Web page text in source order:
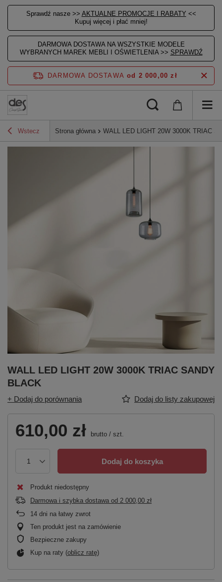
Sprawdź nasze >> AKTUALNE PROMOCJE I RABATY <<
Kupuj więcej i płać mniej!
DARMOWA DOSTAWA NA WSZYSTKIE MODELE
WYBRANYCH MAREK MEBLI I OŚWIETLENIA >> SPRAWDŹ
DARMOWA DOSTAWA od 2 000,00 zł
Wstecz Strona główna WALL LED LIGHT 20W 3000K TRIAC
WALL LED LIGHT 20W 3000K TRIAC SANDY
BLACK
+ Dodaj do porównania Dodaj do listy zakupowej
610,00 zł brutto / szt.
Dodaj do koszyka
Produkt niedostępny
Darmowa i szybka dostawa od 2 000,00 zł
14 dni na łatwy zwrot
Ten produkt jest na zamówienie
Bezpieczne zakupy
Kup na raty (oblicz ratę)